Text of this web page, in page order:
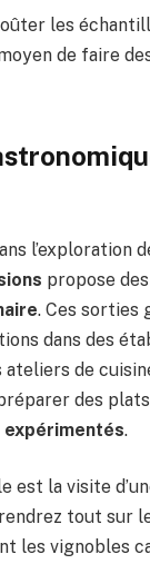
les
de faire
l’exploration
propose
. Ces sorties
dans des
de
des
.
est la visite
tout sur
les vignobles